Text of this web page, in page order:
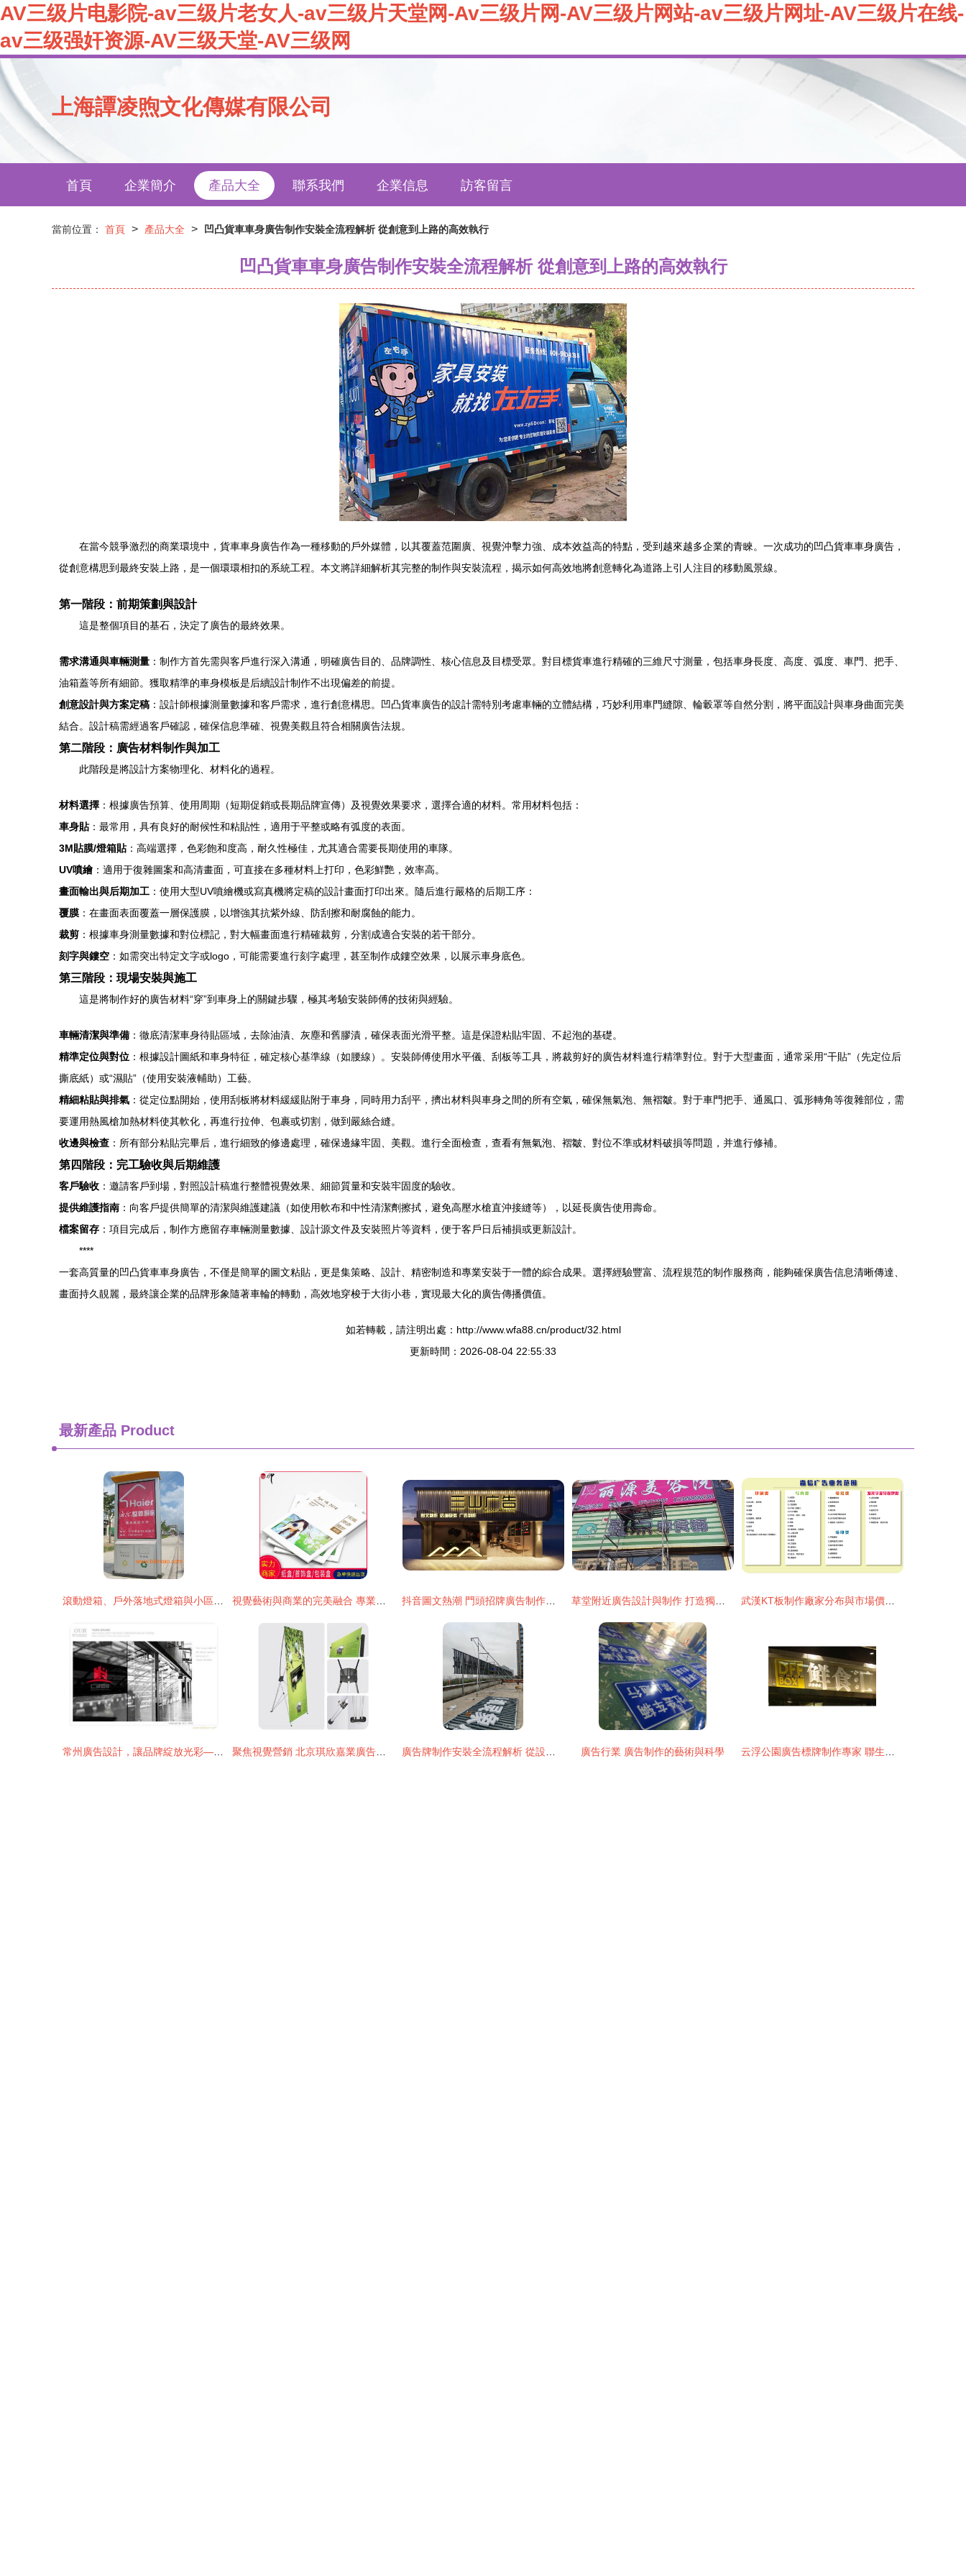
AV三级片电影院-av三级片老女人-av三级片天堂网-Av三级片网-AV三级片网站-av三级片网址-AV三级片在线-
av三级强奸资源-AV三级天堂-AV三级网
上海譚凌煦文化傳媒有限公司
首頁 企業簡介 產品大全 聯系我們 企業信息 訪客留言
當前位置： 首頁 > 產品大全 > 凹凸貨車車身廣告制作安裝全流程解析 從創意到上路的高效執行
凹凸貨車車身廣告制作安裝全流程解析 從創意到上路的高效執行
在當今競爭激烈的商業環境中，貨車車身廣告作為一種移動的戶外媒體，以其覆蓋范圍廣、視覺沖擊力強、成本效益高的特點，受到越來越多企業的青睞。一次成功的凹凸貨車車身廣告，
從創意構思到最終安裝上路，是一個環環相扣的系統工程。本文將詳細解析其完整的制作與安裝流程，揭示如何高效地將創意轉化為道路上引人注目的移動風景線。
第一階段：前期策劃與設計
這是整個項目的基石，決定了廣告的最終效果。
需求溝通與車輛測量 ：制作方首先需與客戶進行深入溝通，明確廣告目的、品牌調性、核心信息及目標受眾。對目標貨車進行精確的三維尺寸測量，包括車身長度、高度、弧度、車門、把手、
油箱蓋等所有細節。獲取精準的車身模板是后續設計制作不出現偏差的前提。
創意設計與方案定稿 ：設計師根據測量數據和客戶需求，進行創意構思。凹凸貨車廣告的設計需特別考慮車輛的立體結構，巧妙利用車門縫隙、輪轂罩等自然分割，將平面設計與車身曲面完美
結合。設計稿需經過客戶確認，確保信息準確、視覺美觀且符合相關廣告法規。
第二階段：廣告材料制作與加工
此階段是將設計方案物理化、材料化的過程。
材料選擇 ：根據廣告預算、使用周期（短期促銷或長期品牌宣傳）及視覺效果要求，選擇合適的材料。常用材料包括：
車身貼：最常用，具有良好的耐候性和粘貼性，適用于平整或略有弧度的表面。
3M貼膜/燈箱貼：高端選擇，色彩飽和度高，耐久性極佳，尤其適合需要長期使用的車隊。
UV噴繪 ：適用于復雜圖案和高清畫面，可直接在多種材料上打印，色彩鮮艷，效率高。
畫面輸出與后期加工 ：使用大型UV噴繪機或寫真機將定稿的設計畫面打印出來。隨后進行嚴格的后期工序：
覆膜 ：在畫面表面覆蓋一層保護膜，以增強其抗紫外線、防刮擦和耐腐蝕的能力。
裁剪 ：根據車身測量數據和對位標記，對大幅畫面進行精確裁剪，分割成適合安裝的若干部分。
刻字與鏤空 ：如需突出特定文字或logo，可能需要進行刻字處理，甚至制作成鏤空效果，以展示車身底色。
第三階段：現場安裝與施工
這是將制作好的廣告材料“穿”到車身上的關鍵步驟，極其考驗安裝師傅的技術與經驗。
車輛清潔與準備 ：徹底清潔車身待貼區域，去除油漬、灰塵和舊膠漬，確保表面光滑平整。這是保證粘貼牢固、不起泡的基礎。
精準定位與對位 ：根據設計圖紙和車身特征，確定核心基準線（如腰線）。安裝師傅使用水平儀、刮板等工具，將裁剪好的廣告材料進行精準對位。對于大型畫面，通常采用“干貼”（先定位后
撕底紙）或“濕貼”（使用安裝液輔助）工藝。
精細粘貼與排氣 ：從定位點開始，使用刮板將材料緩緩貼附于車身，同時用力刮平，擠出材料與車身之間的所有空氣，確保無氣泡、無褶皺。對于車門把手、通風口、弧形轉角等復雜部位，需
要運用熱風槍加熱材料使其軟化，再進行拉伸、包裹或切割，做到嚴絲合縫。
收邊與檢查 ：所有部分粘貼完畢后，進行細致的修邊處理，確保邊緣牢固、美觀。進行全面檢查，查看有無氣泡、褶皺、對位不準或材料破損等問題，并進行修補。
第四階段：完工驗收與后期維護
客戶驗收 ：邀請客戶到場，對照設計稿進行整體視覺效果、細節質量和安裝牢固度的驗收。
提供維護指南 ：向客戶提供簡單的清潔與維護建議（如使用軟布和中性清潔劑擦拭，避免高壓水槍直沖接縫等），以延長廣告使用壽命。
檔案留存 ：項目完成后，制作方應留存車輛測量數據、設計源文件及安裝照片等資料，便于客戶日后補損或更新設計。
****
一套高質量的凹凸貨車車身廣告，不僅是簡單的圖文粘貼，更是集策略、設計、精密制造和專業安裝于一體的綜合成果。選擇經驗豐富、流程規范的制作服務商，能夠確保廣告信息清晰傳達、
畫面持久靚麗，最終讓企業的品牌形象隨著車輪的轉動，高效地穿梭于大街小巷，實現最大化的廣告傳播價值。
如若轉載，請注明出處：http://www.wfa88.cn/product/32.html
更新時間：2026-08-04 22:55:33
最新產品 Product
廣告行業 廣告制作的藝術與科學